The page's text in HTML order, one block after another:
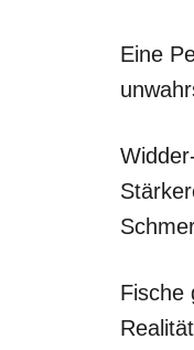
Eine
Fische